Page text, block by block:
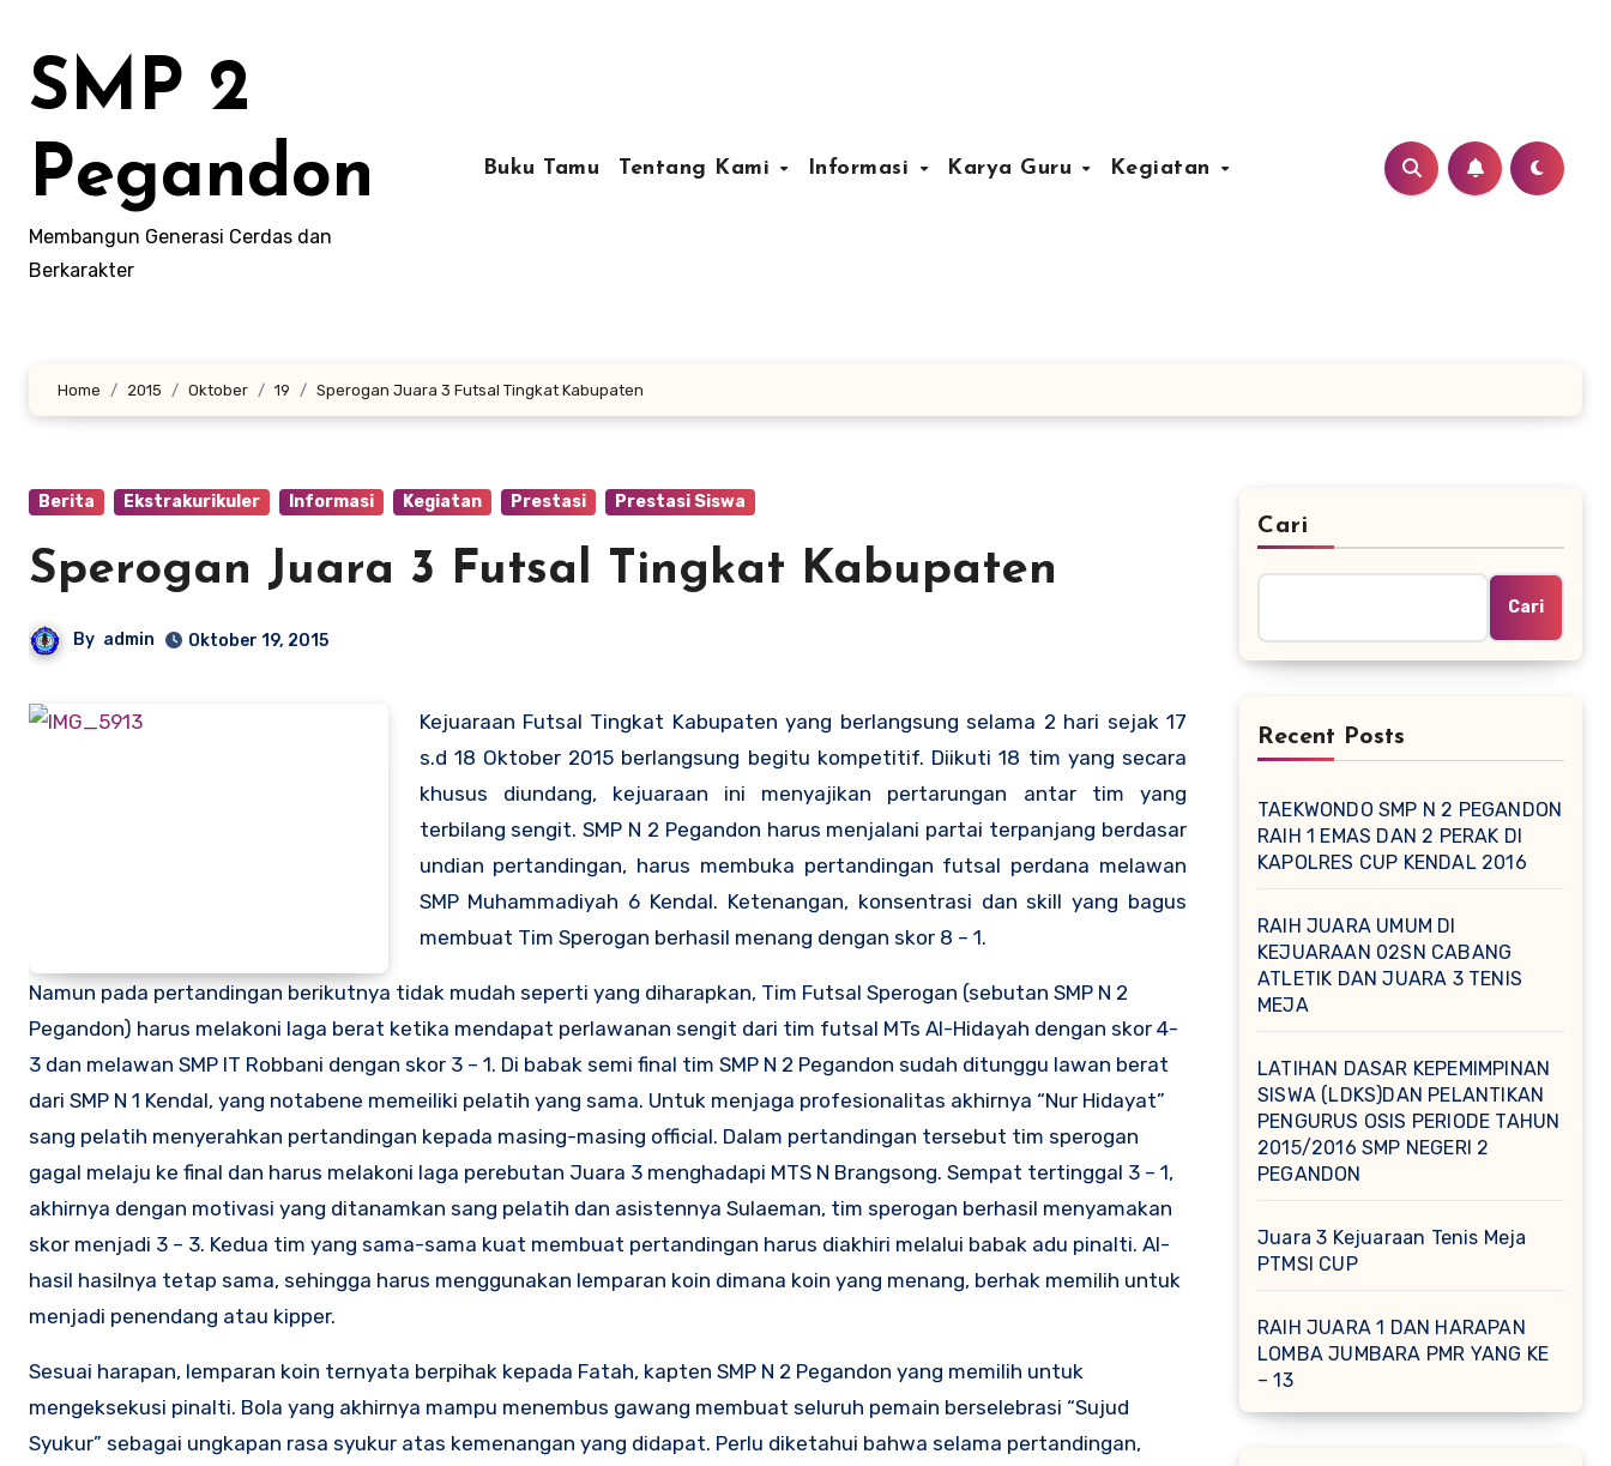
kontenSMP 2
Pegandon
Membangun Generasi Cerdas dan
Berkarakter
Buku Tamu Tentang Kami Informasi Karya Guru Kegiatan
Home 2015 Oktober 19 Sperogan Juara 3 Futsal Tingkat Kabupaten
Berita Ekstrakurikuler Informasi Kegiatan Prestasi Prestasi Siswa
Sperogan Juara 3 Futsal Tingkat Kabupaten
By admin Oktober 19, 2015
Kejuaraan Futsal Tingkat Kabupaten yang berlangsung selama 2 hari sejak 17
s.d 18 Oktober 2015 berlangsung begitu kompetitif. Diikuti 18 tim yang secara
khusus diundang, kejuaraan ini menyajikan pertarungan antar tim yang
terbilang sengit. SMP N 2 Pegandon harus menjalani partai terpanjang berdasar
undian pertandingan, harus membuka pertandingan futsal perdana melawan
SMP Muhammadiyah 6 Kendal. Ketenangan, konsentrasi dan skill yang bagus
membuat Tim Sperogan berhasil menang dengan skor 8 – 1.
Namun pada pertandingan berikutnya tidak mudah seperti yang diharapkan, Tim Futsal Sperogan (sebutan SMP N 2
Pegandon) harus melakoni laga berat ketika mendapat perlawanan sengit dari tim futsal MTs Al-Hidayah dengan skor 4-
3 dan melawan SMP IT Robbani dengan skor 3 – 1. Di babak semi final tim SMP N 2 Pegandon sudah ditunggu lawan berat
dari SMP N 1 Kendal, yang notabene memeiliki pelatih yang sama. Untuk menjaga profesionalitas akhirnya “Nur Hidayat”
sang pelatih menyerahkan pertandingan kepada masing-masing official. Dalam pertandingan tersebut tim sperogan
gagal melaju ke final dan harus melakoni laga perebutan Juara 3 menghadapi MTS N Brangsong. Sempat tertinggal 3 – 1,
akhirnya dengan motivasi yang ditanamkan sang pelatih dan asistennya Sulaeman, tim sperogan berhasil menyamakan
skor menjadi 3 – 3. Kedua tim yang sama-sama kuat membuat pertandingan harus diakhiri melalui babak adu pinalti. Al-
hasil hasilnya tetap sama, sehingga harus menggunakan lemparan koin dimana koin yang menang, berhak memilih untuk
menjadi penendang atau kipper.
Sesuai harapan, lemparan koin ternyata berpihak kepada Fatah, kapten SMP N 2 Pegandon yang memilih untuk
mengeksekusi pinalti. Bola yang akhirnya mampu menembus gawang membuat seluruh pemain berselebrasi “Sujud
Syukur” sebagai ungkapan rasa syukur atas kemenangan yang didapat. Perlu diketahui bahwa selama pertandingan,
Cari
Cari
Recent Posts
TAEKWONDO SMP N 2 PEGANDON
RAIH 1 EMAS DAN 2 PERAK DI
KAPOLRES CUP KENDAL 2016
RAIH JUARA UMUM DI
KEJUARAAN 02SN CABANG
ATLETIK DAN JUARA 3 TENIS
MEJA
LATIHAN DASAR KEPEMIMPINAN
SISWA (LDKS)DAN PELANTIKAN
PENGURUS OSIS PERIODE TAHUN
2015/2016 SMP NEGERI 2
PEGANDON
Juara 3 Kejuaraan Tenis Meja
PTMSI CUP
RAIH JUARA 1 DAN HARAPAN
LOMBA JUMBARA PMR YANG KE
– 13